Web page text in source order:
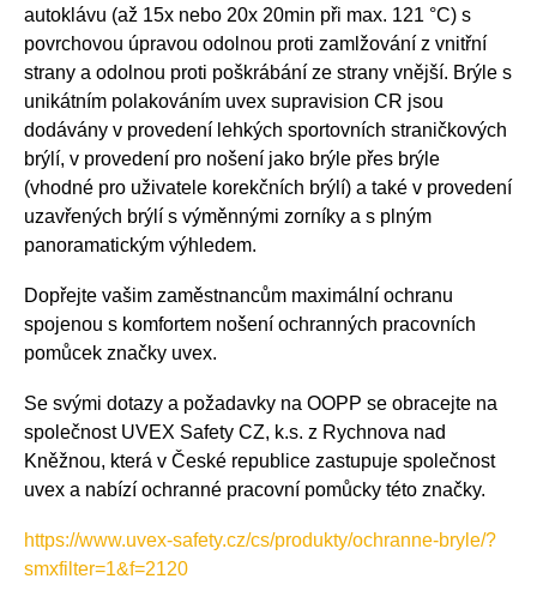
autoklávu (až 15x nebo 20x 20min při max. 121 °C) s
povrchovou úpravou odolnou proti zamlžování z vnitřní
strany a odolnou proti poškrábání ze strany vnější. Brýle s
unikátním polakováním uvex supravision CR jsou
dodávány v provedení lehkých sportovních straničkových
brýlí, v provedení pro nošení jako brýle přes brýle
(vhodné pro uživatele korekčních brýlí) a také v provedení
uzavřených brýlí s výměnnými zorníky a s plným
panoramatickým výhledem.
Dopřejte vašim zaměstnancům maximální ochranu
spojenou s komfortem nošení ochranných pracovních
pomůcek značky uvex.
Se svými dotazy a požadavky na OOPP se obracejte na
společnost UVEX Safety CZ, k.s. z Rychnova nad
Kněžnou, která v České republice zastupuje společnost
uvex a nabízí ochranné pracovní pomůcky této značky.
https://www.uvex-safety.cz/cs/produkty/ochranne-bryle/?
smxfilter=1&f=2120